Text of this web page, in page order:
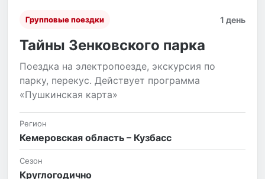
Групповые поездки 1 день
Тайны Зенковского парка
Поездка на электропоезде, экскурсия по
парку, перекус. Действует программа
«Пушкинская карта»
Регион
Кемеровская область – Кузбасс
Сезон
Круглогодично